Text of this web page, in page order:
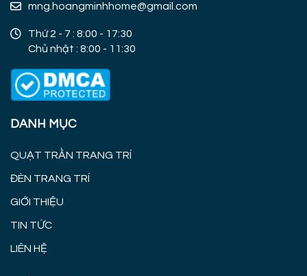
mng.hoangminhhome@gmail.com
Thứ 2 - 7 : 8:00 - 17:30
Chủ nhật : 8:00 - 11:30
DANH MỤC
QUẠT TRẦN TRANG TRÍ
ĐÈN TRANG TRÍ
GIỚI THIỆU
TIN TỨC
LIÊN HỆ